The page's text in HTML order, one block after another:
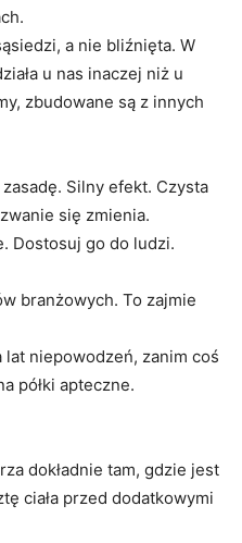
a nie bliźnięta. W
u nas inaczej niż u
zbudowane są z innych
Silny efekt. Czysta
się zmienia.
Dostosuj go do ludzi.
branżowych. To zajmie
niepowodzeń, zanim coś
półki apteczne.
dokładnie tam, gdzie jest
ciała przed dodatkowymi